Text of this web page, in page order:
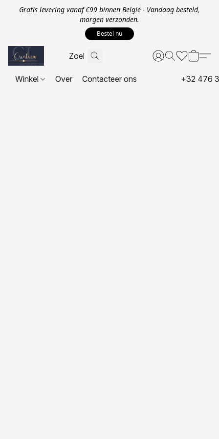
Gratis levering vanaf €99 binnen België - Vandaag besteld,
morgen verzonden.
Bestel nu
Winkel Over Contacteer ons +32 476